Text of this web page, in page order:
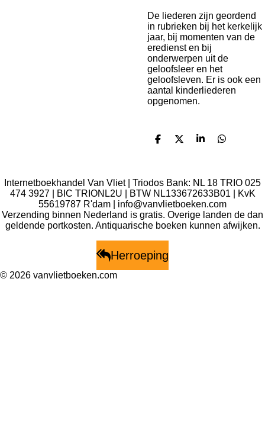
De liederen zijn geordend
in rubrieken bij het kerkelijk
jaar, bij momenten van de
eredienst en bij
onderwerpen uit de
geloofsleer en het
geloofsleven. Er is ook een
aantal kinderliederen
opgenomen.
D
n
D
S
e
D
n
Internetboekhandel Van Vliet | Triodos Bank: NL 18 TRIO 025
474 3927 | BIC TRIONL2U | BTW NL133672633B01 |
KvK
55619787 R'dam | info@vanvlietboeken.com
Verzending binnen Nederland is gratis. Overige landen de dan
geldende portkosten. Antiquarische boeken kunnen afwijken.
Herroeping
© 2026 vanvlietboeken.com